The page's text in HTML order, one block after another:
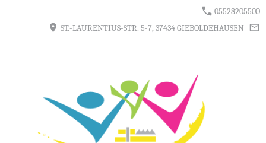
05528205500
ST.-LAURENTIUS-STR. 5-7, 37434 GIEBOLDEHAUSEN